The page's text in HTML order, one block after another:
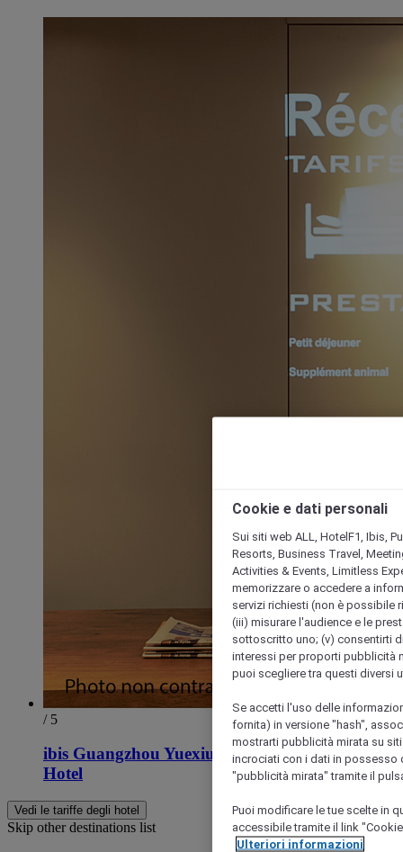
/ 5
ibis Guangzhou Yuexiu Park Metro Station
Hotel
Vedi le tariffe degli hotel
Skip other destinations list
Cookie e dati personali
Sui siti web ALL, HotelF1, Ibis,
Resorts, Business Travel,
Activities & Events, Limitless
memorizzare o accedere a
servizi richiesti (non è possibile
(iii) misurare l'audience e le
sottoscritto uno; (v) consentirti
interessi per proporti pubblicità
puoi scegliere tra questi diversi
Se accetti l'uso delle
fornita) in versione "hash",
mostrarti pubblicità mirata su
incrociati con i dati in possesso
"pubblicità mirata" tramite il
Puoi modificare le tue scelte in
accessibile tramite il link
Ulteriori informazioni